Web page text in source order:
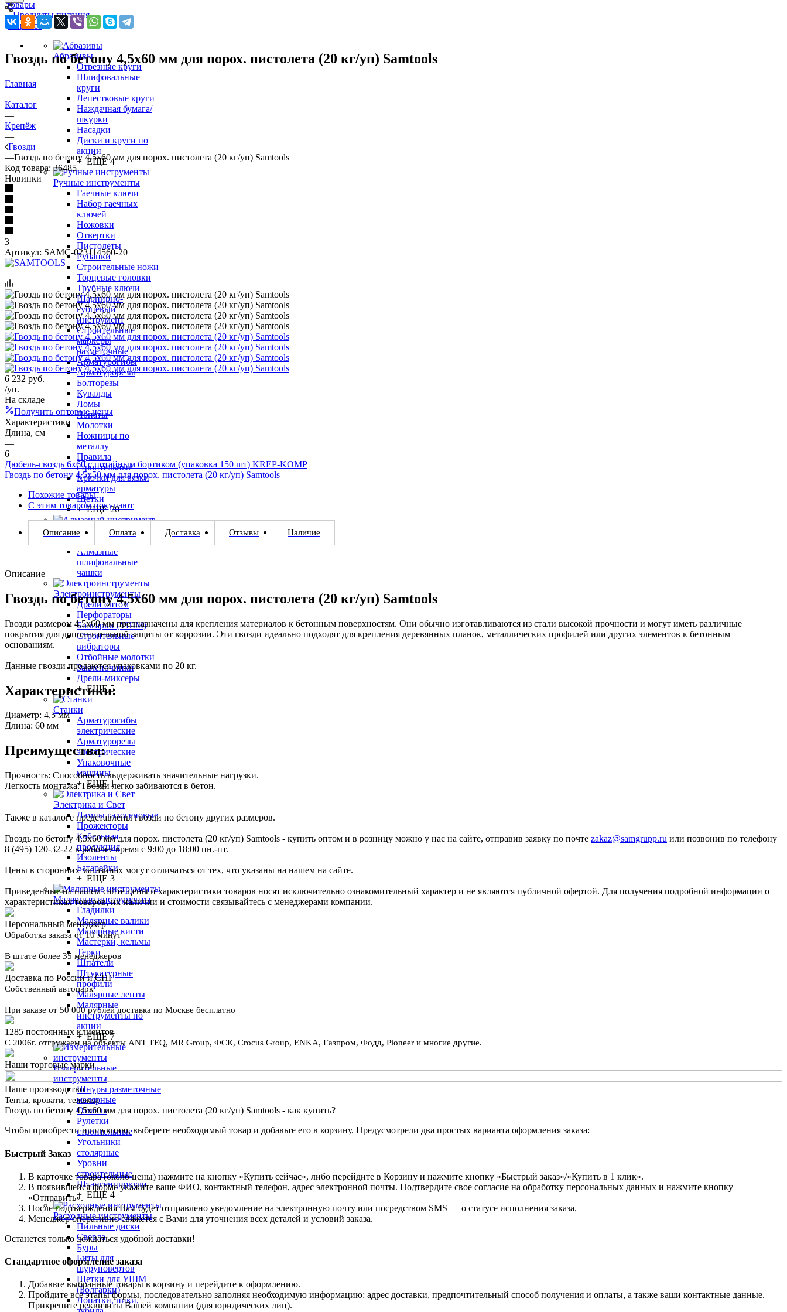
товары
Продукты питания
Прочее
Абразивы
Отрезные круги
Шлифовальные
круги
Лепестковые круги
Наждачная бумага/
шкурки
Насадки
Диски и круги по
акции
+ ЕЩЕ 4
Ручные инструменты
Гаечные ключи
Набор гаечных
ключей
Ножовки
Отвертки
Пистолеты
Рубанки
Строительные ножи
Торцевые головки
Трубные ключи
Шарнирно-
губцевый
инструмент
Строительные
маркеры
разметочные
Арматурогибы
Арматурорезы
Болторезы
Кувалды
Ломы
Лопаты
Молотки
Ножницы по
металлу
Правила
строительные
Крючки для вязки
арматуры
Щетки
+ ЕЩЕ 20
Алмазный инструмент
Алмазные
шлифовальные
чашки
Электроинструменты
Дрели оптом
Перфораторы
Болгарки (УШМ)
Строительные
вибраторы
Отбойные молотки
Заклепочники
Дрели-миксеры
+ ЕЩЕ 5
Станки
Арматурогибы
электрические
Арматурорезы
электрические
Упаковочные
машины
+ ЕЩЕ 1
Электрика и Свет
Лампы галогеновые
Прожекторы
Кабельная
продукция
Изоленты
Батарейки
+ ЕЩЕ 3
Малярные инструменты
Гладилки
Малярные валики
Малярные кисти
Мастерки, кельмы
Терки
Шпатели
Штукатурные
профили
Малярные ленты
Малярные
инструменты по
акции
+ ЕЩЕ 7
Измерительные
инструменты
Шнуры разметочные
малярные
Отвесы
Рулетки
строительные
Угольники
столярные
Уровни
строительные
Штангенциркули
+ ЕЩЕ 4
Расходные инструменты
Пильные диски
Сверла
Буры
Биты для
шуруповертов
Щетки для УШМ
(Болгарки)
Лопатки, пики,
Гвоздь по бетону 4,5х60 мм для порох. пистолета (20 кг/уп) Samtools
Главная
—
Каталог
—
Крепёж
—
Гвозди
—Гвоздь по бетону 4,5х60 мм для порох. пистолета (20 кг/уп) Samtools
Код товара: 36485
Новинки
3
Артикул: SAMC-023114560-20
6 232 руб.
/уп.
На складе
Получить оптовые цены
Характеристики
Длина, см
—
6
Дюбель-гвоздь 6х60 с потайным бортиком (упаковка 150 шт) KREP-KOMP
Гвоздь по бетону 4,5х50 мм для порох. пистолета (20 кг/уп) Samtools
Похожие товары
С этим товаром покупают
Описание Оплата Доставка Отзывы Наличие
Описание
Гвоздь по бетону 4,5х60 мм для порох. пистолета (20 кг/уп) Samtools
Гвозди размером 4,5х60 мм предназначены для крепления материалов к бетонным поверхностям. Они обычно изготавливаются из стали высокой прочности и могут иметь различные
покрытия для дополнительной защиты от коррозии. Эти гвозди идеально подходят для крепления деревянных планок, металлических профилей или других элементов к бетонным
основаниям.
Данные гвозди продаются упаковками по 20 кг.
Характеристики:
Диаметр: 4,5 мм
Длина: 60 мм
Преимущества:
Прочность: Способность выдерживать значительные нагрузки.
Легкость монтажа: Гвозди легко забиваются в бетон.
Также в каталоге представлены гвозди по бетону других размеров.
Гвоздь по бетону 4,5х60 мм для порох. пистолета (20 кг/уп) Samtools - купить оптом и в розницу можно у нас на сайте, отправив заявку по почте zakaz@samgrupp.ru или позвонив по телефону
8 (495) 120-32-22 в рабочее время с 9:00 до 18:00 пн.-пт.
Цены в сторонних магазинах могут отличаться от тех, что указаны на нашем на сайте.
Приведенные на нашем сайте цены и характеристики товаров носят исключительно ознакомительный характер и не являются публичной офертой. Для получения подробной информации о
характеристиках товаров, их наличии и стоимости связывайтесь с менеджерами компании.
Персональный менеджер
Обработка заказа от 10 минут
В штате более 35 менеджеров
Доставка по России и СНГ
Собственный автопарк
При заказе от 50 000 рублей доставка по Москве бесплатно
1285 постоянных клиентов
С 2006г. отгружаем на объекты ANT TEQ, MR Group, ФСК, Crocus Group, ENKA, Газпром, Фодд, Pioneer и многие другие.
Наши торговые марки
Наше производство
Тенты, кровати, тележки
Гвоздь по бетону 4,5х60 мм для порох. пистолета (20 кг/уп) Samtools - как купить?
Чтобы приобрести продукцию, выберете необходимый товар и добавьте его в корзину. Предусмотрели два простых варианта оформления заказа:
Быстрый Заказ
В карточке товара (около цены) нажмите на кнопку «Купить сейчас», либо перейдите в Корзину и нажмите кнопку «Быстрый заказ»/«Купить в 1 клик».
В появившейся форме укажите ваше ФИО, контактный телефон, адрес электронной почты. Подтвердите свое согласие на обработку персональных данных и нажмите кнопку
«Отправить».
После подтверждения Вам будет отправлено уведомление на электронную почту или посредством SMS — о статусе исполнения заказа.
Менеджер оперативно свяжется с Вами для уточнения всех деталей и условий заказа.
Останется только дождаться удобной доставки!
Стандартное оформление заказа
Добавьте выбранные товары в корзину и перейдите к оформлению.
Пройдите все этапы формы, последовательно заполняя необходимую информацию: адрес доставки, предпочтительный способ получения и оплаты, а также ваши контактные данные.
Прикрепите реквизиты Вашей компании (для юридических лиц).